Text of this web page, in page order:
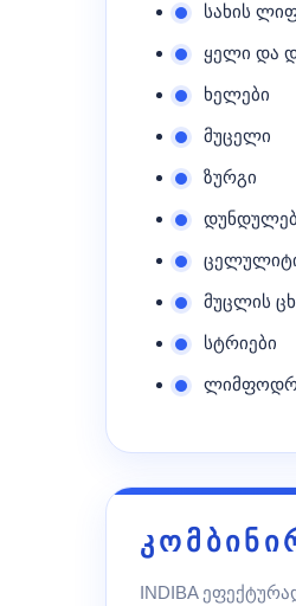
სახის
ყელი და
ხელები
მუცელი
ზურგი
მუცლის
სტრიები
INDIBA